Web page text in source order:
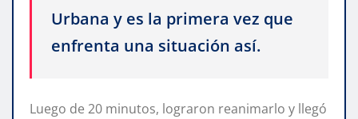
Urbana y es la primera vez que
enfrenta una situación así.
Luego de 20 minutos, lograron reanimarlo y llegó